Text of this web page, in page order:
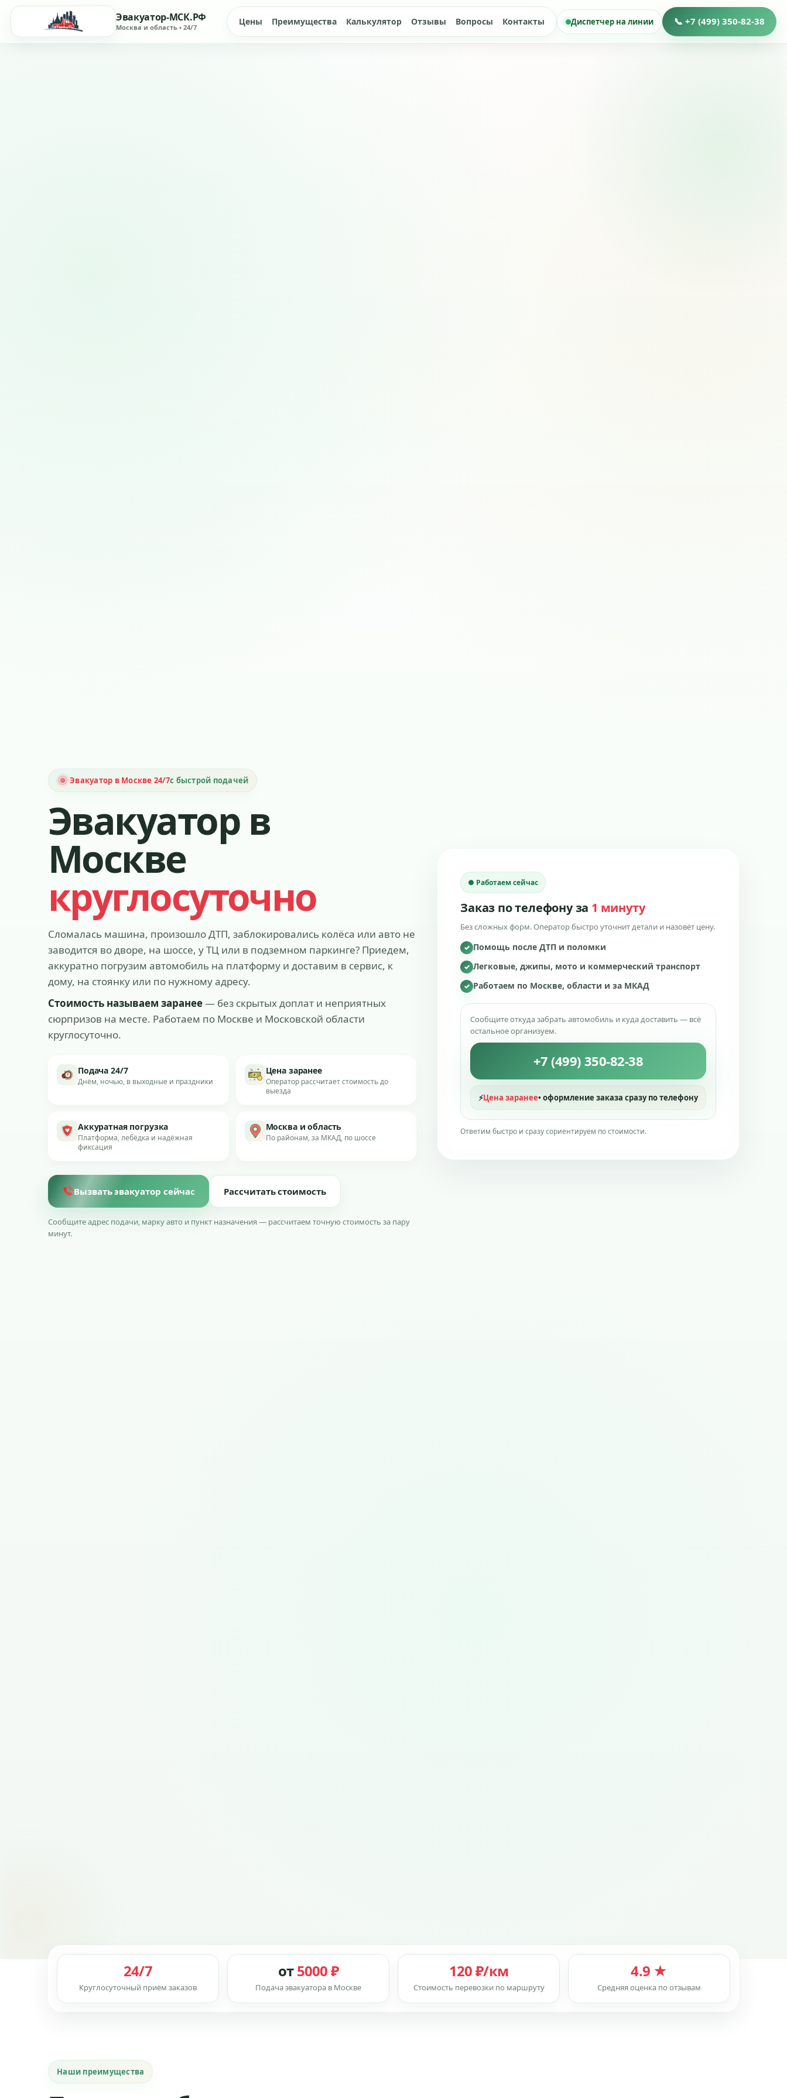
Эвакуатор-МСК.РФ
Москва и область • 24/7
Цены Преимущества Калькулятор Отзывы Вопросы Контакты Диспетчер на линии 📞 +7 (499) 350-82-38
Эвакуатор в Москве 24/7с быстрой подачей
Эвакуатор в
Москве
круглосуточно
Сломалась машина, произошло ДТП, заблокировались колёса или авто не
заводится во дворе, на шоссе, у ТЦ или в подземном паркинге? Приедем,
аккуратно погрузим автомобиль на платформу и доставим в сервис, к
дому, на стоянку или по нужному адресу.
Стоимость называем заранее— без скрытых доплат и неприятных
сюрпризов на месте. Работаем по Москве и Московской области
круглосуточно.
Подача 24/7
Днём, ночью, в выходные и праздники
Цена заранее
Оператор рассчитает стоимость до
выезда
Аккуратная погрузка
Платформа, лебёдка и надёжная
фиксация
Москва и область
По районам, за МКАД, по шоссе
Вызвать эвакуатор сейчас Рассчитать стоимость
Сообщите адрес подачи, марку авто и пункт назначения — рассчитаем точную стоимость за пару
минут.
● Работаем сейчас
Заказ по телефону за 1 минуту
Без сложных форм. Оператор быстро уточнит детали и назовёт цену.
✓ Помощь после ДТП и поломки
✓ Легковые, джипы, мото и коммерческий транспорт
✓ Работаем по Москве, области и за МКАД
Сообщите откуда забрать автомобиль и куда доставить — всё
остальное организуем.
+7 (499) 350-82-38
⚡Цена заранее• оформление заказа сразу по телефону
Ответим быстро и сразу сориентируем по стоимости.
24/7
Круглосуточный приём заказов
от5000 ₽
Подача эвакуатора в Москве
120 ₽/км
Стоимость перевозки по маршруту
4.9 ★
Средняя оценка по отзывам
Наши преимущества